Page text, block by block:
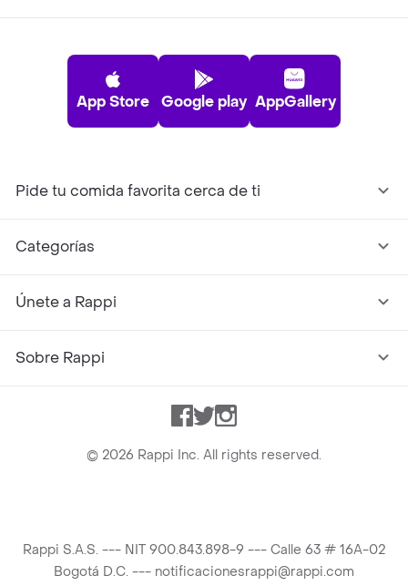
App Store Google play AppGallery
Pide tu comida favorita cerca de ti
Categorías
Únete a Rappi
Sobre Rappi
Facebook
TwitterInstagram
© 2026 Rappi Inc. All rights reserved.
Rappi S.A.S. --- NIT 900.843.898-9 --- Calle 63 # 16A-02
Bogotá D.C. --- notificacionesrappi@rappi.com